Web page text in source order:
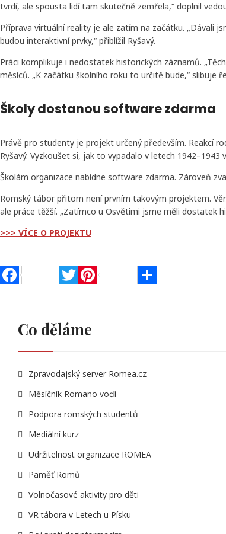
tvrdí, ale spousta lidí tam skutečně zemřela,“ doplnil
Příprava virtuální reality je ale zatím na začátku. „Dávali
budou interaktivní prvky,“ přiblížil Ryšavý.
Práci komplikuje i nedostatek historických záznamů.
měsíců. „K začátku školního roku to určitě bude,“ slibuje
Školy dostanou software zdarma
Právě pro studenty je projekt určený především. Reakcí
Ryšavý. Vyzkoušet si, jak to vypadalo v letech
Školám organizace nabídne software zdarma. Zároveň
Romský tábor přitom není prvním takovým projektem.
ale práce těžší. „Zatímco u Osvětimi jsme měli dostatek
>>> VÍCE O PROJEKTU
Co děláme
Zpravodajský server Romea.cz
Měsíčník Romano voďi
Podpora romských studentů
Mediální kurz
Udržitelnost organizace ROMEA
Paměť Romů
Volnočasové aktivity pro děti
VR tábora v Letech u Písku